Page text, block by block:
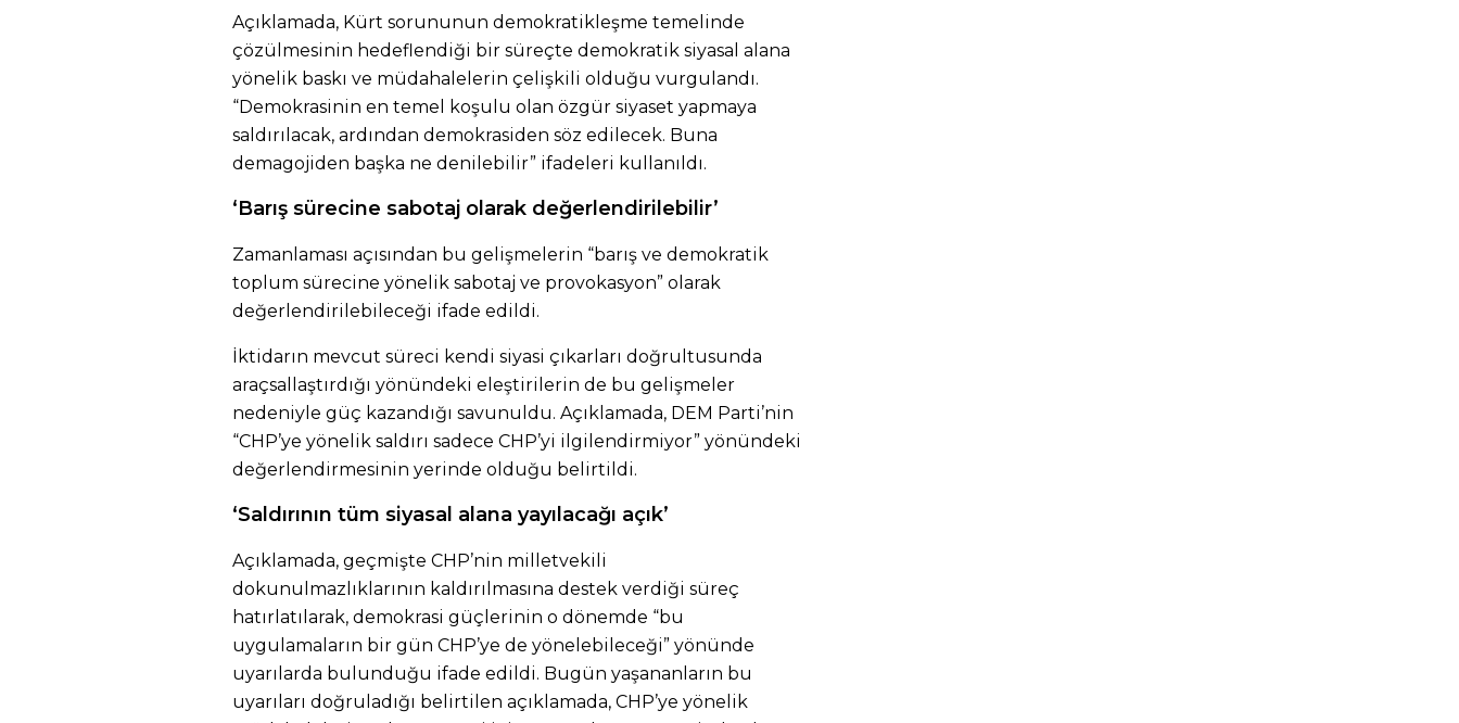
Açıklamada, Kürt sorununun demokratikleşme temelinde
çözülmesinin hedeflendiği bir süreçte demokratik siyasal alana
yönelik baskı ve müdahalelerin çelişkili olduğu vurgulandı.
“Demokrasinin en temel koşulu olan özgür siyaset yapmaya
saldırılacak, ardından demokrasiden söz edilecek. Buna
demagojiden başka ne denilebilir” ifadeleri kullanıldı.
‘Barış sürecine sabotaj olarak değerlendirilebilir’
Zamanlaması açısından bu gelişmelerin “barış ve demokratik
toplum sürecine yönelik sabotaj ve provokasyon” olarak
değerlendirilebileceği ifade edildi.
İktidarın mevcut süreci kendi siyasi çıkarları doğrultusunda
araçsallaştırdığı yönündeki eleştirilerin de bu gelişmeler
nedeniyle güç kazandığı savunuldu. Açıklamada, DEM Parti’nin
“CHP’ye yönelik saldırı sadece CHP’yi ilgilendirmiyor” yönündeki
değerlendirmesinin yerinde olduğu belirtildi.
‘Saldırının tüm siyasal alana yayılacağı açık’
Açıklamada, geçmişte CHP’nin milletvekili
dokunulmazlıklarının kaldırılmasına destek verdiği süreç
hatırlatılarak, demokrasi güçlerinin o dönemde “bu
uygulamaların bir gün CHP’ye de yönelebileceği” yönünde
uyarılarda bulunduğu ifade edildi. Bugün yaşananların bu
uyarıları doğruladığı belirtilen açıklamada, CHP’ye yönelik